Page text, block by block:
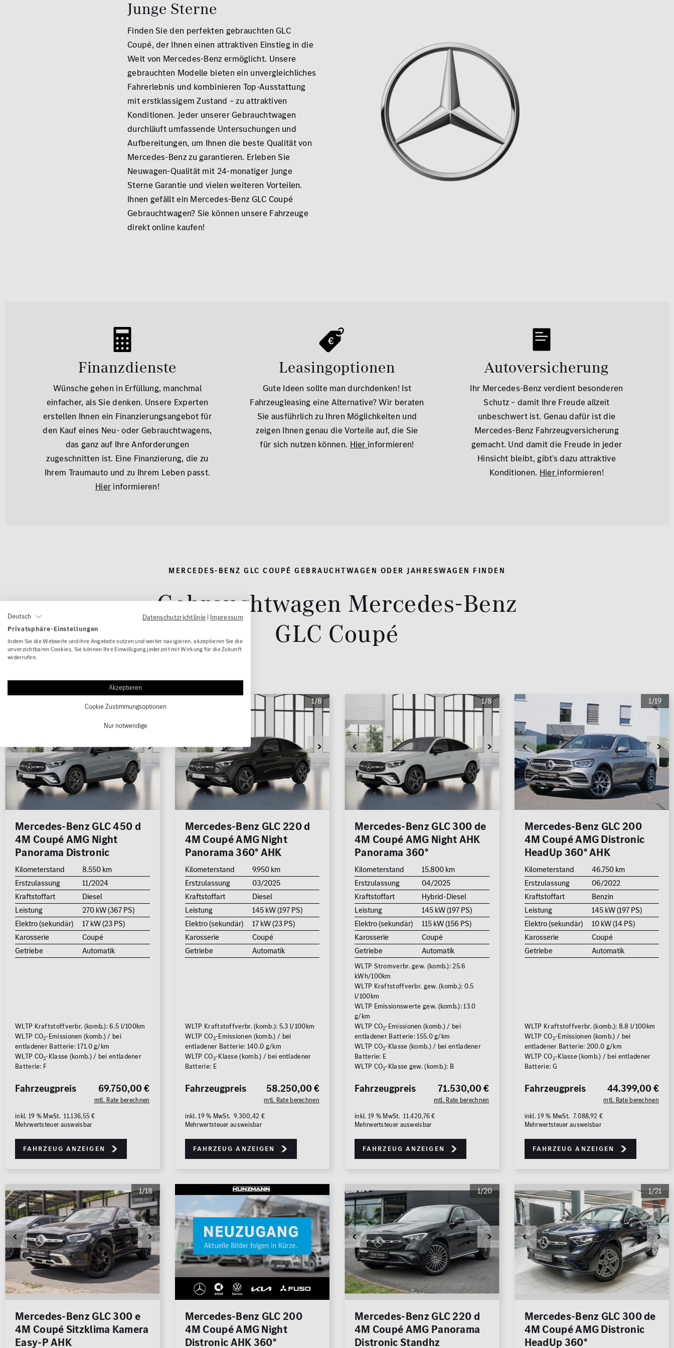
ALLE
FAHRZEUGE ANZEIGEN
Zurücksetzen
Junge Sterne
Finden Sie den perfekten gebrauchten GLC
Coupé, der Ihnen einen attraktiven Einstieg in die
Welt von Mercedes-Benz ermöglicht. Unsere
gebrauchten Modelle bieten ein unvergleichliches
Fahrerlebnis und kombinieren Top-Ausstattung
mit erstklassigem Zustand – zu attraktiven
Konditionen. Jeder unserer Gebrauchtwagen
durchläuft umfassende Untersuchungen und
Aufbereitungen, um Ihnen die beste Qualität von
Mercedes-Benz zu garantieren. Erleben Sie
Neuwagen-Qualität mit 24-monatiger Junge
Sterne Garantie und vielen weiteren Vorteilen.
Ihnen gefällt ein Mercedes-Benz GLC Coupé
Gebrauchtwagen? Sie können unsere Fahrzeuge
direkt online kaufen!
Finanzdienste
Wünsche gehen in Erfüllung, manchmal
einfacher, als Sie denken. Unsere Experten
erstellen Ihnen ein Finanzierungsangebot für
den Kauf eines Neu- oder Gebrauchtwagens,
das ganz auf Ihre Anforderungen
zugeschnitten ist. Eine Finanzierung, die zu
Ihrem Traumauto und zu Ihrem Leben passt.
Hier informieren!
Leasingoptionen
Gute Ideen sollte man durchdenken! Ist
Fahrzeugleasing eine Alternative? Wir beraten
Sie ausführlich zu Ihren Möglichkeiten und
zeigen Ihnen genau die Vorteile auf, die Sie
für sich nutzen können. Hier informieren!
Autoversicherung
Ihr Mercedes-Benz verdient besonderen
Schutz – damit Ihre Freude allzeit
unbeschwert ist. Genau dafür ist die
Mercedes-Benz Fahrzeugversicherung
gemacht. Und damit die Freude in jeder
Hinsicht bleibt, gibt's dazu attraktive
Konditionen. Hier informieren!
MERCEDES-BENZ GLC COUPÉ GEBRAUCHTWAGEN ODER JAHRESWAGEN FINDEN
Gebrauchtwagen Mercedes-Benz
GLC Coupé
Mercedes-Benz GLC 450 d
4M Coupé AMG Night
Panorama Distronic
Kilometerstand
8.550 km
Erstzulassung
11/2024
Kraftstoffart
Diesel
Leistung
270 kW (367 PS)
Elektro (sekundär)
17 kW (23 PS)
Karosserie
Coupé
Getriebe
Automatik
WLTP Kraftstoffverbr. (komb.): 6.5 l/100km
WLTP CO2-Emissionen (komb.) / bei
entladener Batterie: 171.0 g/km
WLTP CO2-Klasse (komb.) / bei entladener
Batterie: F
69.750,00 €
mtl. Rate berechnen
Fahrzeugpreis
inkl. 19 % MwSt. 11.136,55 €
Mehrwertsteuer ausweisbar
Fahrzeug anzeigen
1/8
Mercedes-Benz GLC 220 d
4M Coupé AMG Night
Panorama 360° AHK
Kilometerstand
9.950 km
Erstzulassung
03/2025
Kraftstoffart
Diesel
Leistung
145 kW (197 PS)
Elektro (sekundär)
17 kW (23 PS)
Karosserie
Coupé
Getriebe
Automatik
WLTP Kraftstoffverbr. (komb.): 5.3 l/100km
WLTP CO2-Emissionen (komb.) / bei
entladener Batterie: 140.0 g/km
WLTP CO2-Klasse (komb.) / bei entladener
Batterie: E
58.250,00 €
mtl. Rate berechnen
Fahrzeugpreis
inkl. 19 % MwSt. 9.300,42 €
Mehrwertsteuer ausweisbar
Fahrzeug anzeigen
1/8
Mercedes-Benz GLC 300 de
4M Coupé AMG Night AHK
Panorama 360°
Kilometerstand
15.800 km
Erstzulassung
04/2025
Kraftstoffart
Hybrid-Diesel
Leistung
145 kW (197 PS)
Elektro (sekundär)
115 kW (156 PS)
Karosserie
Coupé
Getriebe
Automatik
WLTP Stromverbr. gew. (komb.): 25.6
kWh/100km
WLTP Kraftstoffverbr. gew. (komb.): 0.5
l/100km
WLTP Emissionswerte gew. (komb.): 13.0
g/km
WLTP CO2-Emissionen (komb.) / bei
entladener Batterie: 155.0 g/km
WLTP CO2-Klasse (komb.) / bei entladener
Batterie: E
WLTP CO2-Klasse gew. (komb.): B
71.530,00 €
mtl. Rate berechnen
Fahrzeugpreis
inkl. 19 % MwSt. 11.420,76 €
Mehrwertsteuer ausweisbar
Fahrzeug anzeigen
1/19
Mercedes-Benz GLC 200
4M Coupé AMG Distronic
HeadUp 360° AHK
Kilometerstand
46.750 km
Erstzulassung
06/2022
Kraftstoffart
Benzin
Leistung
145 kW (197 PS)
Elektro (sekundär)
10 kW (14 PS)
Karosserie
Coupé
Getriebe
Automatik
WLTP Kraftstoffverbr. (komb.): 8.8 l/100km
WLTP CO2-Emissionen (komb.) / bei
entladener Batterie: 200.0 g/km
WLTP CO2-Klasse (komb.) / bei entladener
Batterie: G
44.399,00 €
mtl. Rate berechnen
Fahrzeugpreis
inkl. 19 % MwSt. 7.088,92 €
Mehrwertsteuer ausweisbar
Fahrzeug anzeigen
1/18
Mercedes-Benz GLC 300 e
4M Coupé Sitzklima Kamera
Easy-P AHK
Mercedes-Benz GLC 200
4M Coupé AMG Night
Distronic AHK 360°
1/20
Mercedes-Benz GLC 220 d
4M Coupé AMG Panorama
Distronic Standhz
1/21
Mercedes-Benz GLC 300 de
4M Coupé AMG Distronic
HeadUp 360°
Deutsch Datenschutzrichtlinie | Impressum
Privatsphäre-Einstellungen
Indem Sie die Webseite und ihre Angebote nutzen und weiter navigieren, akzeptieren Sie die
unverzichtbaren Cookies. Sie können Ihre Einwilligung jederzeit mit Wirkung für die Zukunft
widerrufen.
Akzeptieren
Cookie Zustimmungsoptionen
Nur notwendige